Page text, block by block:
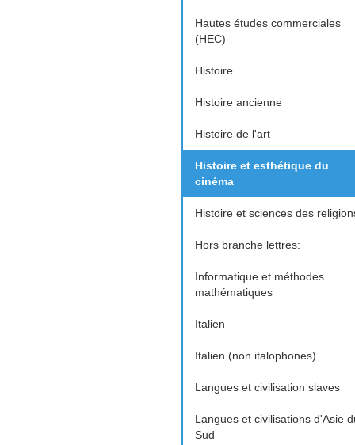
Hautes études commerciales
(HEC)
Histoire
Histoire ancienne
Histoire de l'art
Histoire et esthétique du
cinéma
Histoire et sciences des
Hors branche lettres:
Informatique et méthodes
mathématiques
Italien
Italien (non italophones)
Langues et civilisation slaves
Langues et civilisations d'Asie
Sud